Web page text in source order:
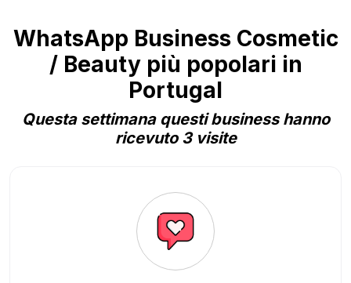
WhatsApp Business Cosmetic
/ Beauty più popolari in
Portugal
Questa settimana questi business hanno
ricevuto 3 visite